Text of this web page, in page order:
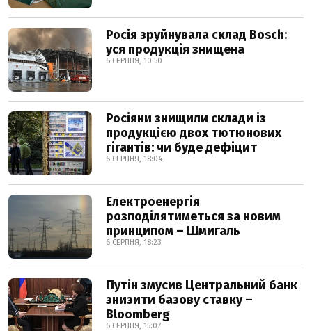
Росія зруйнувала склад Bosch:
уся продукція знищена
6 СЕРПНЯ, 10:50
Росіяни знищили склади із
продукцією двох тютюнових
гігантів: чи буде дефіцит
6 СЕРПНЯ, 18:04
Електроенергія
розподілятиметься за новим
принципом – Шмигаль
6 СЕРПНЯ, 18:23
Путін змусив Центральний банк
знизити базову ставку –
Bloomberg
6 СЕРПНЯ, 15:07